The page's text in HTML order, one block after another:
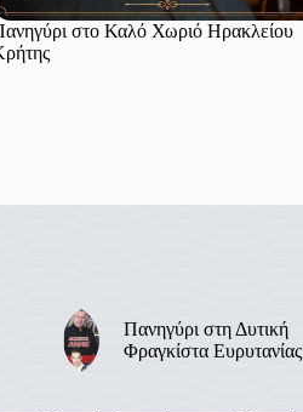
στο Καλό Χωριό Ηρακλείου
Πανηγύρι στη Δυτική
Φραγκίστα Ευρυτανίας